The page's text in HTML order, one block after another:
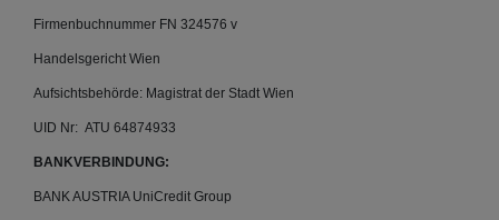
Firmenbuchnummer FN 324576 v
Handelsgericht Wien
Aufsichtsbehörde: Magistrat der Stadt Wien
UID Nr: ATU 64874933
BANKVERBINDUNG:
BANK AUSTRIA UniCredit Group